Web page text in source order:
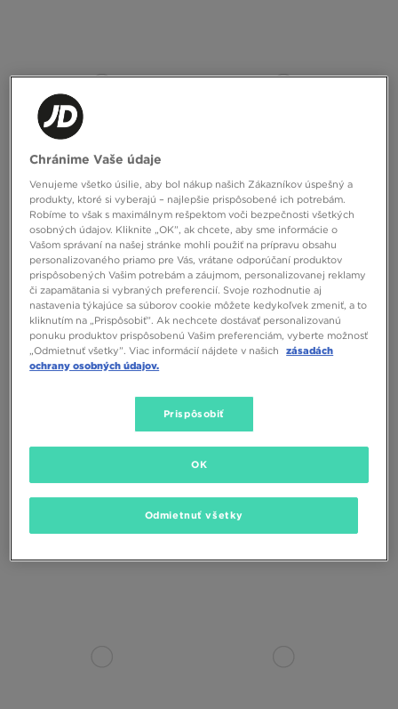
ONLY AT
MCKENZIE MIKINA S KAPUCŇOU
ROCCO
37,00 €
MCKENZIE TRIČKO ESS
19,00 €
ONLY AT ONLY AT
Chránime Vaše údaje
Venujeme všetko úsilie, aby bol nákup našich Zákazníkov úspešný a
produkty, ktoré si vyberajú – najlepšie prispôsobené ich potrebám.
Robíme to však s maximálnym rešpektom voči bezpečnosti všetkých
osobných údajov. Kliknite „OK”, ak chcete, aby sme informácie o
Vašom správaní na našej stránke mohli použiť na prípravu obsahu
personalizovaného priamo pre Vás, vrátane odporúčaní produktov
prispôsobených Vašim potrebám a záujmom, personalizovanej reklamy
či zapamätania si vybraných preferencií. Svoje rozhodnutie aj
nastavenia týkajúce sa súborov cookie môžete kedykoľvek zmeniť, a to
kliknutím na „Prispôsobiť”. Ak nechcete dostávať personalizovanú
ponuku produktov prispôsobenú Vašim preferenciám, vyberte možnosť
„Odmietnuť všetky”. Viac informácií nájdete v našich
zásadách
ochrany osobných údajov.
Prispôsobiť
Odmietnuť všetky
OK